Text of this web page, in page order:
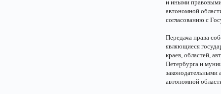
и иными правовыми
автономной
согласованию с
Передача права
являющиеся
краев, областей,
Петербурга и
законодательными
автономной